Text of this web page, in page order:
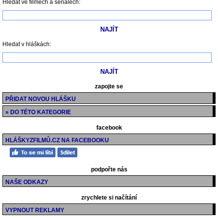
Hledat ve filmech a seriálech:
Hledat v hláškách:
zapojte se
PŘIDAT NOVOU HLÁŠKU
» DO TÉTO KATEGORIE
facebook
HLÁŠKYZFILMŮ.CZ NA FACEBOOKU
podpořte nás
NAŠE ODKAZY
zrychlete si načítání
VYPNOUT REKLAMY